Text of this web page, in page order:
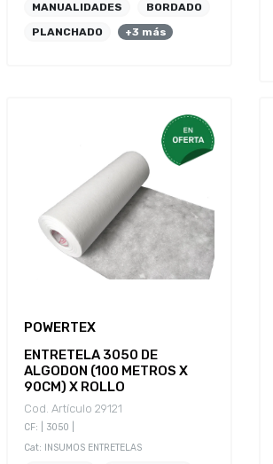
MANUALIDADES
BORDADO
PLANCHADO
+3 más
POWERTEX
ENTRETELA 3050 DE
ALGODON (100 METROS X
90CM) X ROLLO
Cod. Artículo 29121
CF: | 3050 |
Cat: INSUMOS ENTRETELAS